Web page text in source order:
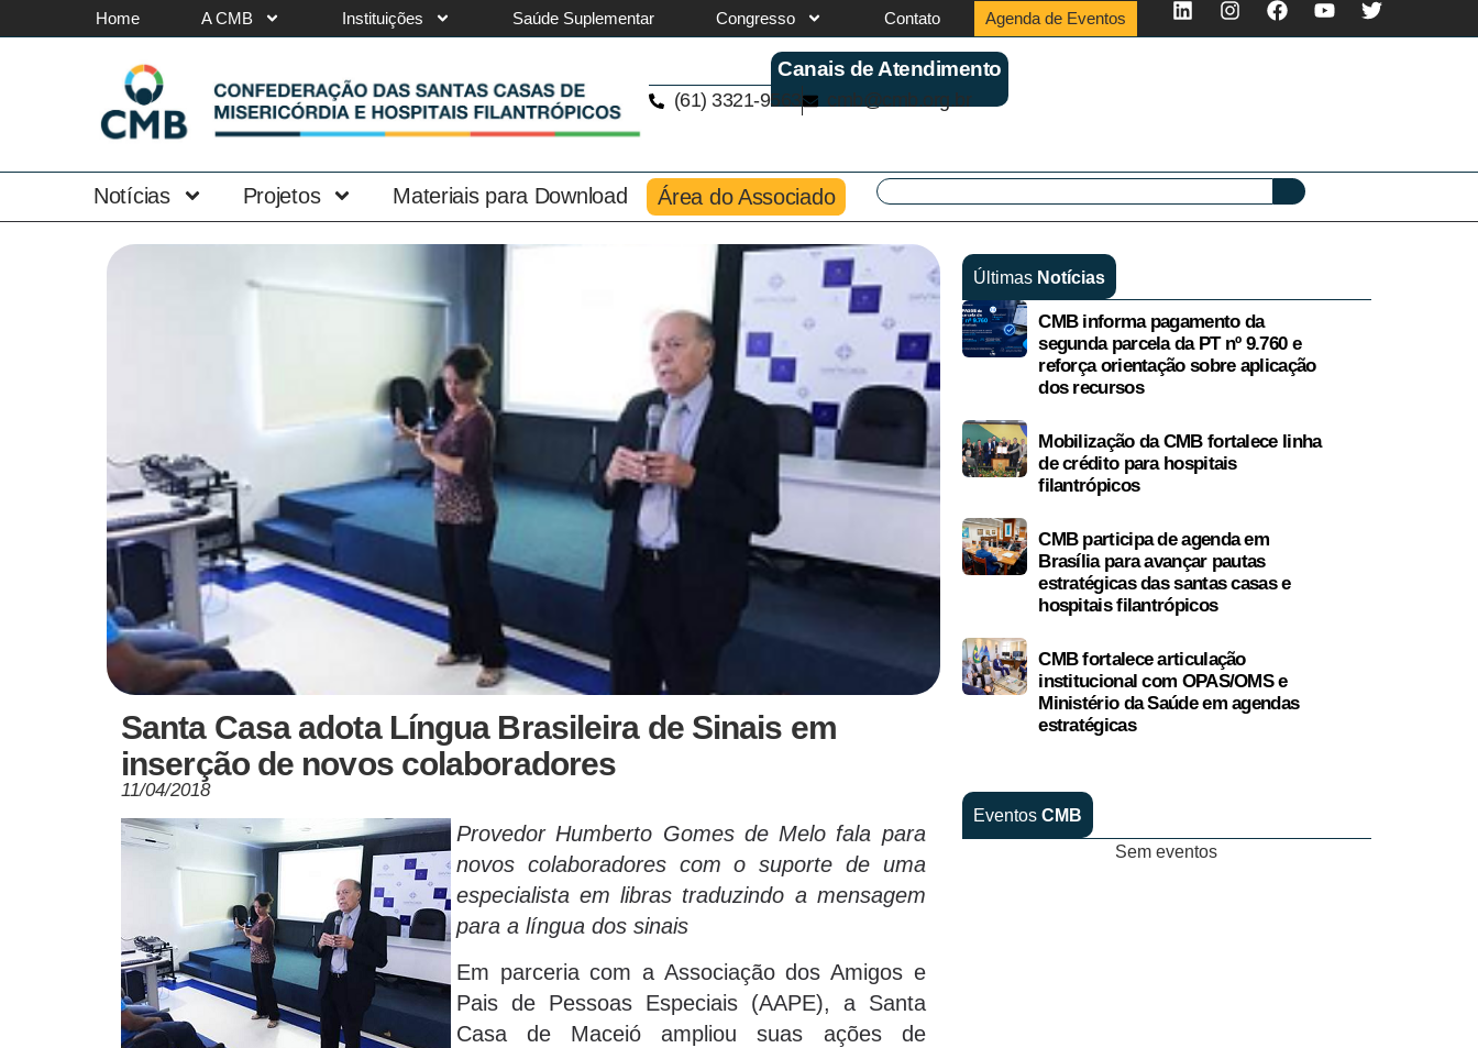
Home A CMB Instituições Saúde Suplementar Congresso Contato Agenda de Eventos
Canais de Atendimento
(61) 3321-9563 cmb@cmb.org.br
Notícias Projetos Materiais para Download Área do Associado
Santa Casa adota Língua Brasileira de Sinais em
inserção de novos colaboradores
11/04/2018
Provedor Humberto Gomes de Melo fala para
novos colaboradores com o suporte de uma
especialista em libras traduzindo a mensagem
para a língua dos sinais
Em parceria com a Associação dos Amigos e
Pais de Pessoas Especiais (AAPE), a Santa
Casa de Maceió ampliou suas ações de
Últimas Notícias
CMB informa pagamento da
segunda parcela da PT nº 9.760 e
reforça orientação sobre aplicação
dos recursos
Mobilização da CMB fortalece linha
de crédito para hospitais
filantrópicos
CMB participa de agenda em
Brasília para avançar pautas
estratégicas das santas casas e
hospitais filantrópicos
CMB fortalece articulação
institucional com OPAS/OMS e
Ministério da Saúde em agendas
estratégicas
Eventos CMB
Sem eventos